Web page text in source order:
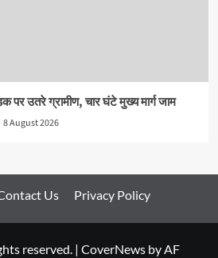
उतरे ग्रामीण, चार घंटे मुख्य मार्ग जाम
8 August 2026
Us Privacy Policy
reserved. | CoverNews by AF